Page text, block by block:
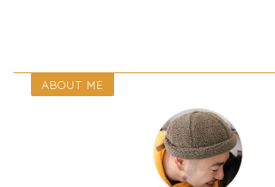
ABOUT ME